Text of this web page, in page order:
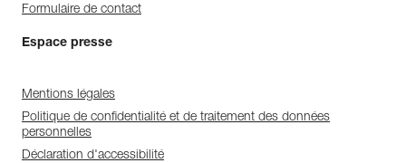
Formulaire de contact
Espace presse
Mentions légales
Politique de confidentialité et de traitement des données
personnelles
Déclaration d'accessibilité